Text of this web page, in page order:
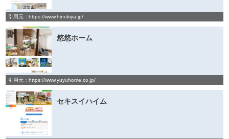
引用元：https://www.hinokiya.jp/
悠悠ホーム
引用元：https://www.yuyuhome.co.jp/
セキスイハイム